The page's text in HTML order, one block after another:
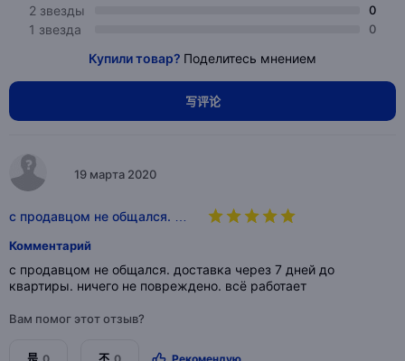
2 звезды 0
1 звезда 0
Купили товар? Поделитесь мнением
写评论
19 марта 2020
с продавцом не общался. …
Комментарий
с продавцом не общался. доставка через 7 дней до
квартиры. ничего не повреждено. всё работает
Вам помог этот отзыв?